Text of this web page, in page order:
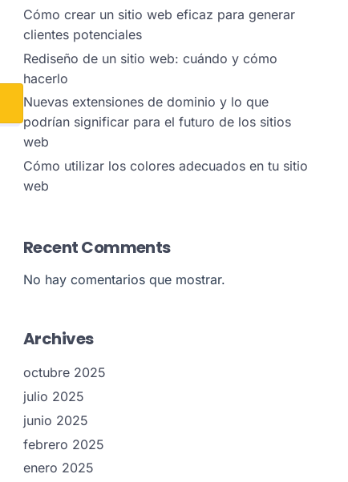
Cómo crear un sitio web eficaz para generar
clientes potenciales
Rediseño de un sitio web: cuándo y cómo
hacerlo
Nuevas extensiones de dominio y lo que
podrían significar para el futuro de los sitios
web
Cómo utilizar los colores adecuados en tu sitio
web
Recent Comments
No hay comentarios que mostrar.
Archives
octubre 2025
julio 2025
junio 2025
febrero 2025
enero 2025